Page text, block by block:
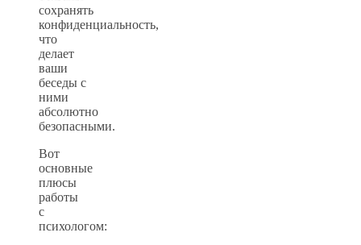
сохранять
конфиденциальность,
что
делает
ваши
беседы с
ними
абсолютно
безопасными.
Вот
основные
плюсы
работы
с
психологом: